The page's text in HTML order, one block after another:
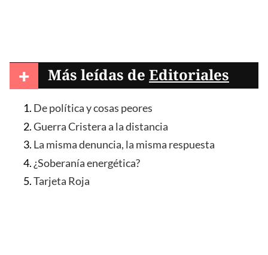
+ Más leídas de Editoriales
De política y cosas peores
Guerra Cristera a la distancia
La misma denuncia, la misma respuesta
¿Soberanía energética?
Tarjeta Roja